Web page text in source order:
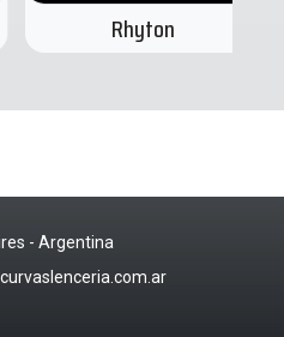
Rhyton
- Argentina